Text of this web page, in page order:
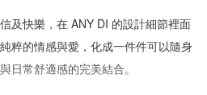
及快樂，在 ANY DI 的設計細節裡面
粹的情感與愛，化成一件件可以隨身
日常舒適感的完美結合。